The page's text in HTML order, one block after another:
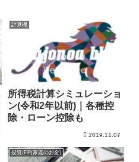
計算機
所得税計算シミュレーショ
ン(令和2年以前)｜各種控
除・ローン控除も
2019.11.07
投資/FP(家庭のお金)